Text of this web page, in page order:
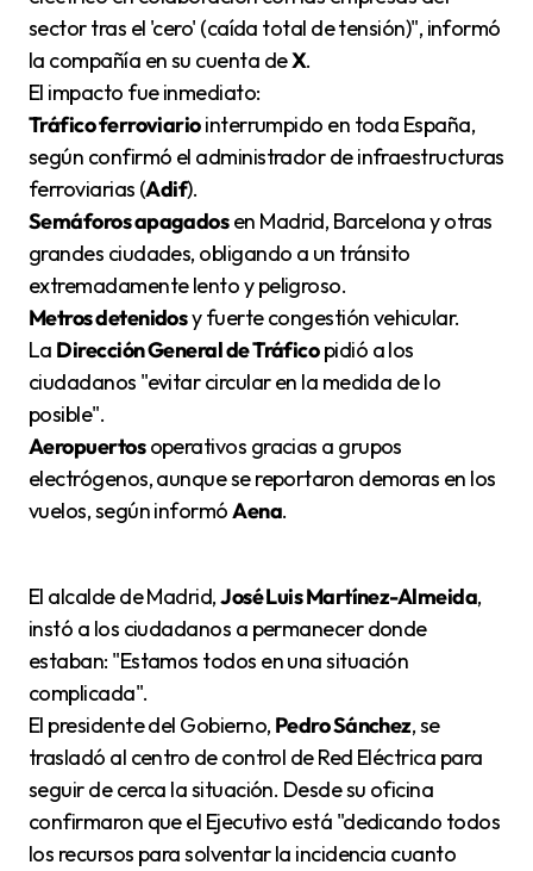
sector tras el 'cero' (caída total de tensión)", informó
la compañía en su cuenta deX.
El impacto fue inmediato:
Tráfico ferroviariointerrumpido en toda España,
según confirmó el administrador de infraestructuras
ferroviarias (Adif).
Semáforos apagadosen Madrid, Barcelona y otras
grandes ciudades, obligando a un tránsito
extremadamente lento y peligroso.
Metros detenidosy fuerte congestión vehicular.
La Dirección General de Tráficopidió a los
ciudadanos "evitar circular en la medida de lo
posible".
Aeropuertosoperativos gracias a grupos
electrógenos, aunque se reportaron demoras en los
vuelos, según informóAena.
El alcalde de Madrid,José Luis Martínez-Almeida,
instó a los ciudadanos a permanecer donde
estaban: "Estamos todos en una situación
complicada".
El presidente del Gobierno, Pedro Sánchez, se
trasladó al centro de control de Red Eléctrica para
seguir de cerca la situación. Desde su oficina
confirmaron que el Ejecutivo está "dedicando todos
los recursos para solventar la incidencia cuanto